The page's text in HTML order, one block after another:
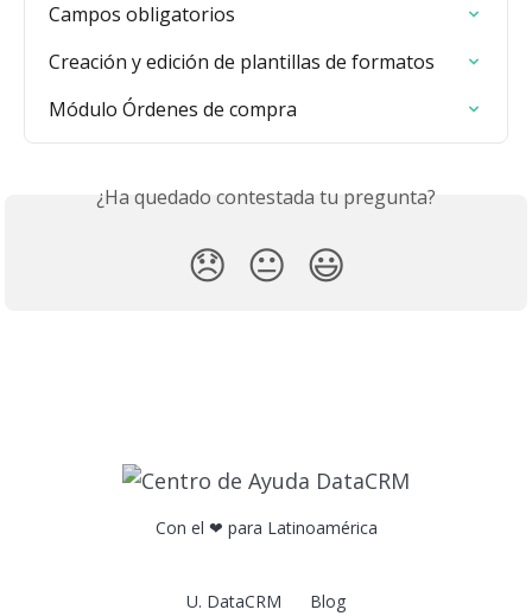
Campos obligatorios
Creación y edición de plantillas de formatos
Módulo Órdenes de compra
¿Ha quedado contestada tu pregunta?
😞 😐 😃
Con el ❤ para Latinoamérica
U. DataCRM Blog